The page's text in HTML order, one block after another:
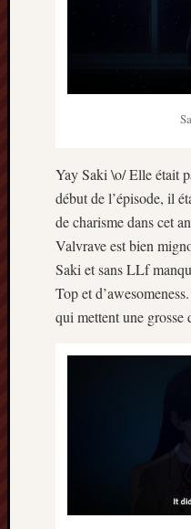
Yay Saki \o/ Elle était
début de l’épisode, il
de charisme dans cet
Valvrave est bien
Saki et sans LLf
Top et
qui mettent une grosse